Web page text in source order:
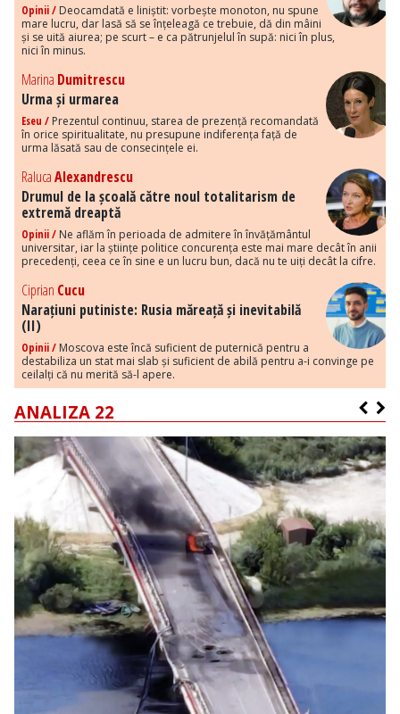
Opinii / Deocamdată e liniștit: vorbește monoton, nu spune
mare lucru, dar lasă să se înțeleagă ce trebuie, dă din mâini
și se uită aiurea; pe scurt – e ca pătrunjelul în supă: nici în plus,
nici în minus.
Marina Dumitrescu
Urma și urmarea
Eseu / Prezentul continuu, starea de prezență recomandată
în orice spiritualitate, nu presupune indiferența față de
urma lăsată sau de consecințele ei.
RalucaAlexandrescu
Drumul de la școală către noul totalitarism de
extremă dreaptă
Opinii / Ne aflăm în perioada de admitere în învățământul
universitar, iar la științe politice concurența este mai mare decât în anii
precedenți, ceea ce în sine e un lucru bun, dacă nu te uiți decât la cifre.
Ciprian Cucu
Narațiuni putiniste: Rusia măreață și inevitabilă
(II)
Opinii / Moscova este încă suficient de puternică pentru a
destabiliza un stat mai slab și suficient de abilă pentru a-i convinge pe
ceilalți că nu merită să-l apere.
ANALIZA 22